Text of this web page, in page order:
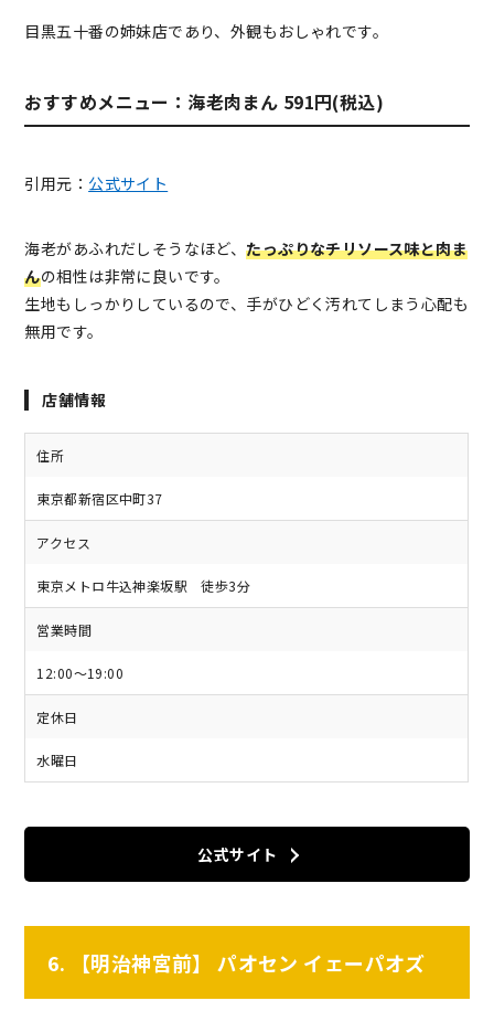
目黒五十番の姉妹店であり、外観もおしゃれです。
おすすめメニュー：海老肉まん 591円(税込)
引用元： 公式サイト
海老があふれだしそうなほど、たっぷりなチリソース味と肉ま
んの相性は非常に良いです。
生地もしっかりしているので、手がひどく汚れてしまう心配も
無用です。
店舗情報
住所
東京都新宿区中町37
アクセス
東京メトロ牛込神楽坂駅 徒歩3分
営業時間
12:00～19:00
定休日
水曜日
公式サイト
6. 【明治神宮前】 パオセン イェーパオズ